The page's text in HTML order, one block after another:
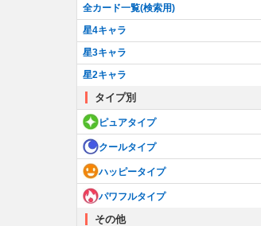
全カード一覧(検索用)
星4キャラ
星3キャラ
星2キャラ
タイプ別
ピュアタイプ
クールタイプ
ハッピータイプ
パワフルタイプ
その他